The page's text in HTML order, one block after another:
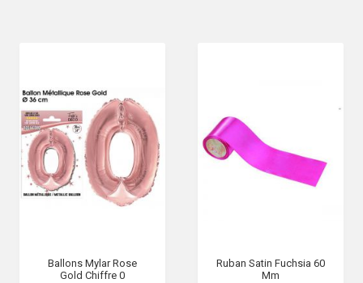
Ballons Mylar Rose
Gold Chiffre 0
Ruban Satin Fuchsia 60
Mm